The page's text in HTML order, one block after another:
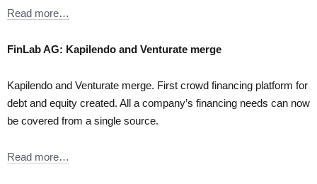
Read more…
FinLab AG: Kapilendo and Venturate merge
Kapilendo and Venturate merge. First crowd financing platform for
debt and equity created. All a company’s financing needs can now
be covered from a single source.
Read more…